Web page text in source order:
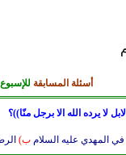
أسئلة المسابقة
لا يرده الله الا برجل منّا))؟
المهدي عليه السلام ب)